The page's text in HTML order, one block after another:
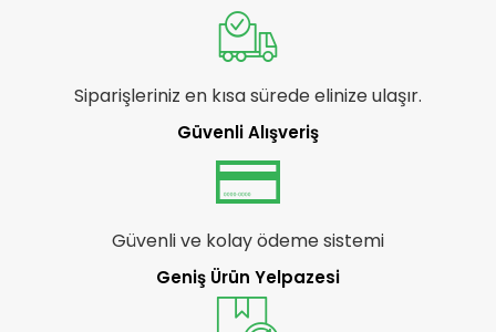
Siparişleriniz en kısa sürede elinize ulaşır.
Güvenli Alışveriş
Güvenli ve kolay ödeme sistemi
Geniş Ürün Yelpazesi